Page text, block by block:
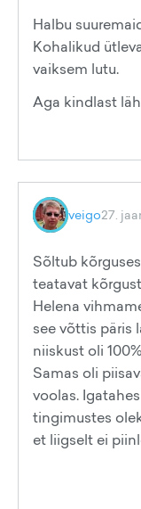
Halbu
Kohalikud
vaiksem lutu.
Aga kindlast
veigo27.
Sõltub
teatavat
Helena
see võttis päris
niiskust oli
Samas oli
voolas.
tingimustes
et liigselt ei